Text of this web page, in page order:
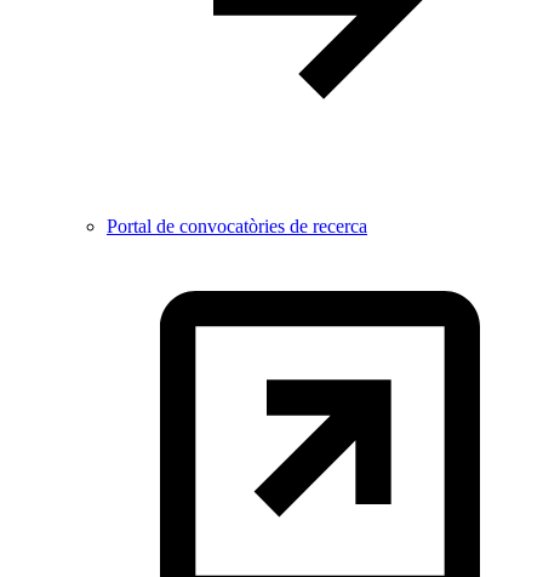
Portal de convocatòries de recerca